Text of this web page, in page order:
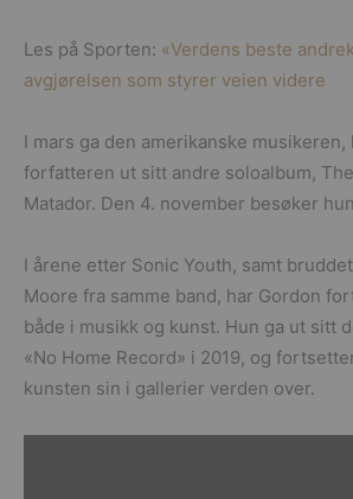
Les på Sporten: «Verdens beste
avgjørelsen som styrer veien videre
I mars ga den amerikanske
forfatteren ut sitt andre soloalbum,
Matador. Den 4. november besøker hun
I årene etter Sonic Youth, samt
Moore fra samme band, har Gordon
både i musikk og kunst. Hun ga ut sitt
«No Home Record» i 2019, og
kunsten sin i gallerier verden over.